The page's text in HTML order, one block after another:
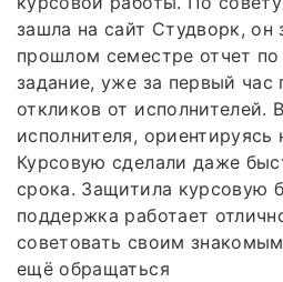
зашла на сайт Студворк, он
прошлом семестре отчет
задание, уже за первый час
откликов от исполнителей.
исполнителя, ориентируясь
Курсовую сделали даже
срока. Защитила курсовую
поддержка работает
советовать своим
ещё обращаться